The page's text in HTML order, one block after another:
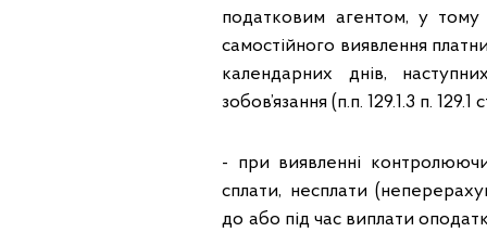
податковим агентом, у тому
самостійного виявлення
календарних днів,
зобов’язання (п.п. 129.1.3 п. 129.1
- при виявленні
сплати, несплати
до або під час виплати